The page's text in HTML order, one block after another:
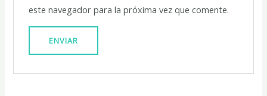
este navegador para la próxima vez que comente.